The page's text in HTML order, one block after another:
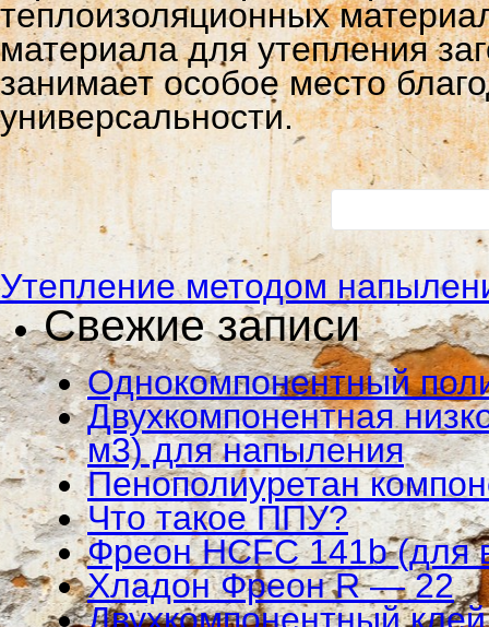
теплоизоляционных
материала для утепления
занимает особое место
универсальности.
Утепление методом
Свежие записи
Однокомпонентный
Двухкомпонентная
м3) для напыления
Пенополиуретан
Что такое ППУ?
Фреон HCFC 141b (для
Хладон Фреон R — 22